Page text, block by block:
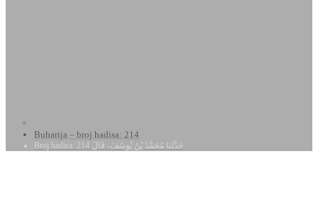
Buharija – broj hadisa: 214
Broj hadisa: 214 حَدَّثَنَا مُحَمَّدُ بْنُ يُوسُفَ، قَالَ